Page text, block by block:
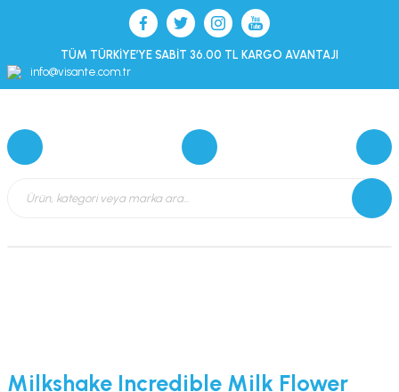
TÜM TÜRKİYE’YE SABİT 36.00 TL KARGO AVANTAJI
info@visante.com.tr
Milkshake Incredible Milk Flower